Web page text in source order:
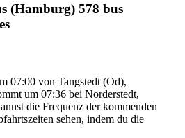
(Hamburg) 578 bus
07:00 von Tangstedt (Od),
um 07:36 bei Norderstedt,
die Frequenz der kommenden
sehen, indem du die